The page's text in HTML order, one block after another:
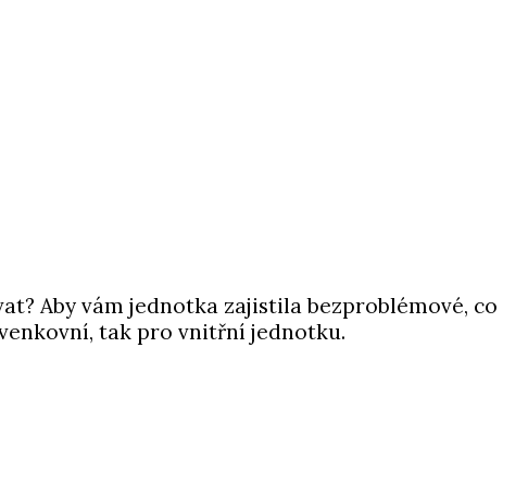
Aby vám jednotka zajistila bezproblémové, co
tak pro vnitřní jednotku.